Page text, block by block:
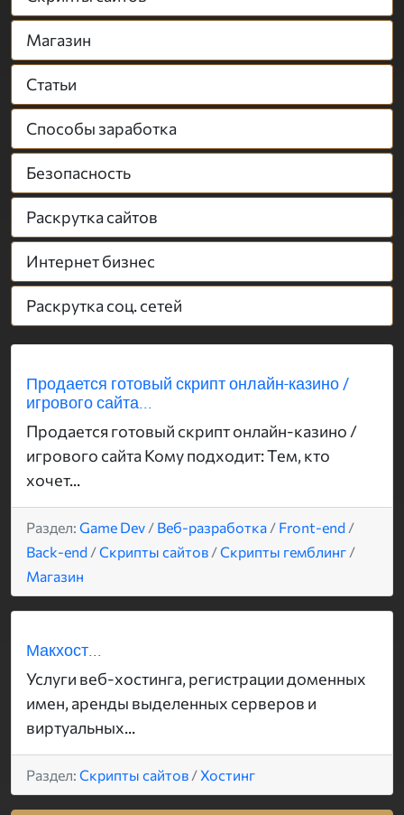
Магазин
Статьи
Способы заработка
Безопасность
Раскрутка сайтов
Интернет бизнес
Раскрутка соц. сетей
Продается готовый скрипт онлайн-казино /
игрового сайта...
Продается готовый скрипт онлайн-казино /
игрового сайта Кому подходит: Тем, кто
хочет...
Раздел: Game Dev / Веб-разработка / Front-end /
Back-end /Скрипты сайтов /Скрипты гемблинг /
Магазин
Макхост...
Услуги веб-хостинга, регистрации доменных
имен, аренды выделенных серверов и
виртуальных...
Раздел: Скрипты сайтов /Хостинг